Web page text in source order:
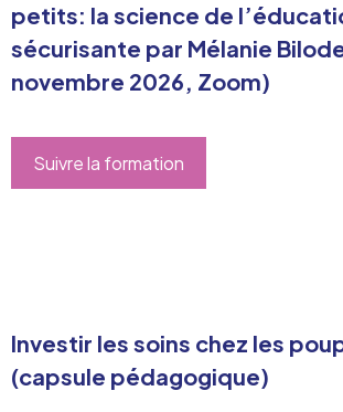
petits: la science de
sécurisante par Mélanie
novembre 2026, Zoom)
Suivre la formation
Investir les soins chez les
(capsule pédagogique)